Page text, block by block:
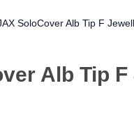
SoloCover Alb Tip F
Alb Tip